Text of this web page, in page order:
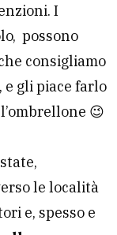
I
possono
consigliamo
gli piace farlo
😉
le località
e, spesso e